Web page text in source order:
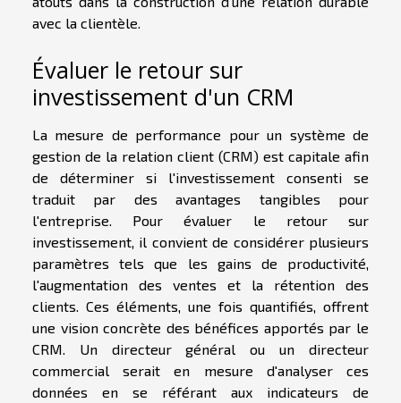
avec la clientèle.
Évaluer le retour sur
investissement d'un CRM
La mesure de performance pour un système de
gestion de la relation client (CRM) est capitale afin
de déterminer si l'investissement consenti se
traduit par des avantages tangibles pour
l'entreprise. Pour évaluer le retour sur
investissement, il convient de considérer plusieurs
paramètres tels que les gains de productivité,
l'augmentation des ventes et la rétention des
clients. Ces éléments, une fois quantifiés, offrent
une vision concrète des bénéfices apportés par le
CRM. Un directeur général ou un directeur
commercial serait en mesure d'analyser ces
données en se référant aux indicateurs de